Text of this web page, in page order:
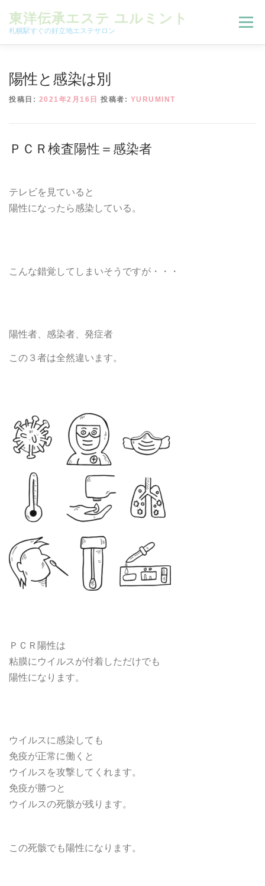
東洋伝承エステ ユルミント
札幌駅すぐの好立地エステサロン
メニュー
オンラインメニュー アクセス
陽性と感染は別
投稿日: 2021年2月16日 投稿者: YURUMINT
ＰＣＲ検査陽性＝感染者
テレビを見ていると
陽性になったら感染している。
こんな錯覚してしまいそうですが・・・
陽性者、感染者、発症者
この３者は全然違います。
ＰＣＲ陽性は
粘膜にウイルスが付着しただけでも
陽性になります。
ウイルスに感染しても
免疫が正常に働くと
ウイルスを攻撃してくれます。
免疫が勝つと
ウイルスの死骸が残ります。
この死骸でも陽性になります。